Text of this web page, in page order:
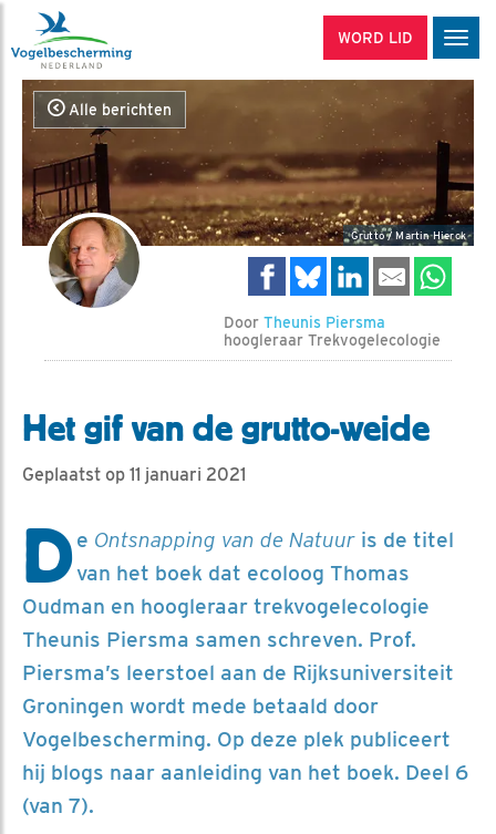
WORD LID
Alle berichten
Grutto / Martin Hierck
Door Theunis Piersma
hoogleraar Trekvogelecologie
Het gif van de grutto-weide
Geplaatst op 11 januari 2021
De Ontsnapping van de Natuur is de titel
van het boek dat ecoloog Thomas
Oudman en hoogleraar trekvogelecologie
Theunis Piersma samen schreven. Prof.
Piersma’s leerstoel aan de Rijksuniversiteit
Groningen wordt mede betaald door
Vogelbescherming. Op deze plek publiceert
hij blogs naar aanleiding van het boek. Deel 6
(van 7).